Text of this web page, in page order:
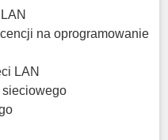
na oprogramowanie
LAN